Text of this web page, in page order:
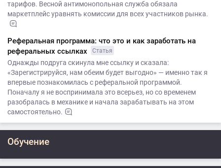
тарифов. Весной антимонопольная служба обязала
маркетплейс уравнять комиссии для всех участников рынка.
Реферальная программа: что это и как заработать на
реферальных ссылках
Статья
Однажды подруга скинула мне ссылку и сказала:
«Зарегистрируйся, нам обеим будет выгодно» — именно так я
впервые познакомилась с реферальной программой.
Поначалу я не воспринимала это всерьез, но со временем
разобралась в механике и начала зарабатывать на этом
самостоятельно.
Обучение